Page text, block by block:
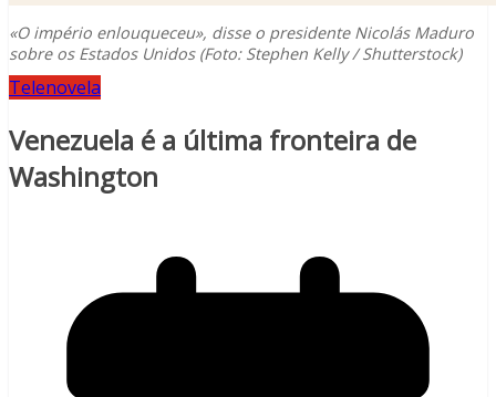
«O império enlouqueceu», disse o presidente Nicolás Maduro
sobre os Estados Unidos (Foto: Stephen Kelly / Shutterstock)
Telenovela
Venezuela é a última fronteira de
Washington